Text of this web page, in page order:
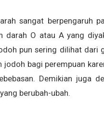
sangat berpengaruh
darah O atau A yang
pun sering dilihat
bagi perempuan
Demikian juga
berubah-ubah.